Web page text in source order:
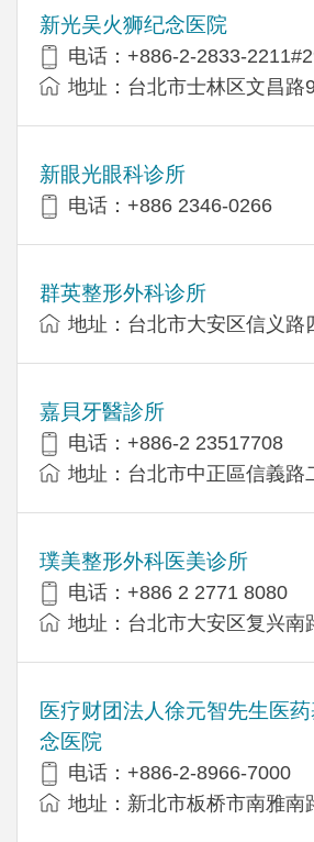
新光吴火狮纪念医院
电话：+886-2-2833-
地址：台北市士林区文昌路
新眼光眼科诊所
电话：+886 2346-0266
群英整形外科诊所
地址：台北市大安区信义路
嘉貝牙醫診所
电话：+886-2 23517708
地址：台北市中正區信義路
璞美整形外科医美诊所
电话：+886 2 2771 8080
地址：台北市大安区复兴南
医疗财团法人徐元智先生医
念医院
电话：+886-2-8966-7000
地址：新北市板桥市南雅南